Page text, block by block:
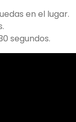
en el lugar.
segundos.